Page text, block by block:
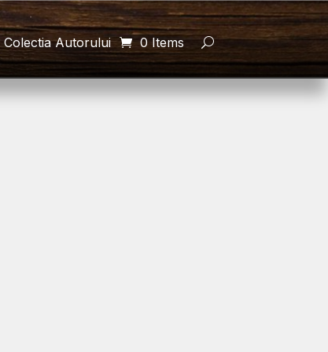
Colectia Autorului 0 Items